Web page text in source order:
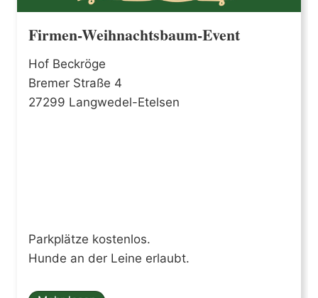
Firmen-Weihnachtsbaum-Event
Hof Beckröge
Bremer Straße 4
27299 Langwedel-Etelsen
Parkplätze kostenlos.
Hunde an der Leine erlaubt.